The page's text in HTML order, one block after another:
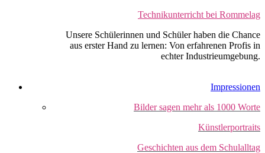
Technikunterricht bei Rommelag
Unsere Schülerinnen und Schüler haben die Chance
aus erster Hand zu lernen: Von erfahrenen Profis in
echter Industrieumgebung.
Impressionen
Bilder sagen mehr als 1000 Worte
Künstlerportraits
Geschichten aus dem Schulalltag